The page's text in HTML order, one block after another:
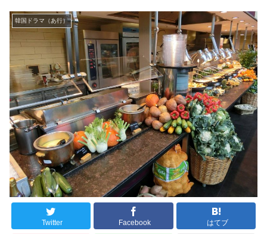
韓国ドラマ（あ行）
Twitter Facebook はてブ